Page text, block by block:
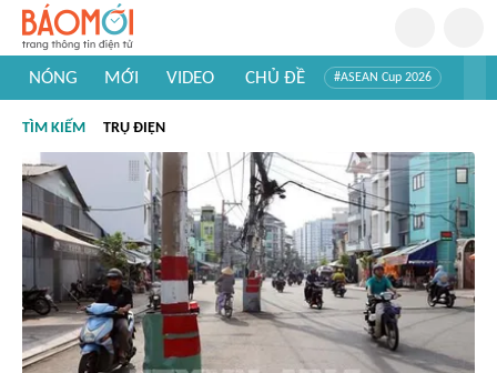
NÓNG MỚI VIDEO CHỦ ĐỀ #ASEAN Cup 2026
#Khám phá thế giới
TÌM KIẾM TRỤ ĐIỆN